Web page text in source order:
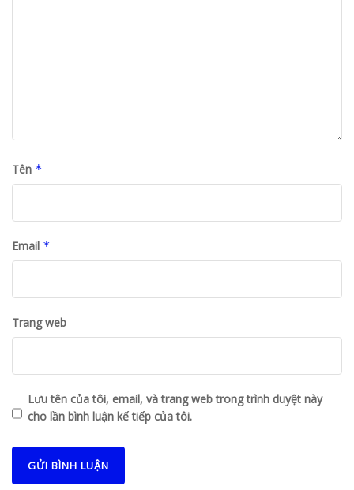
Tên *
Email *
Trang web
Lưu tên của tôi, email, và trang web trong trình duyệt này
cho lần bình luận kế tiếp của tôi.